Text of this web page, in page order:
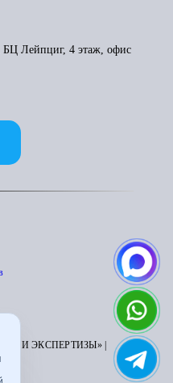
БЦ Лейпциг, 4 этаж, офис
И ЭКСПЕРТИЗЫ» |